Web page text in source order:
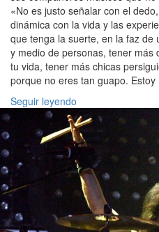
«No es justo señalar con el
dinámica con la vida y las
que tenga la suerte, en la faz de
y medio de personas, tener
tu vida, tener más chicas
porque no eres tan guapo.
Seguir leyendo